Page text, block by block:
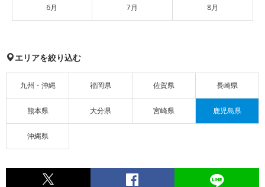
6月 7月 8月
エリアを絞り込む
九州・沖縄 福岡県 佐賀県 長崎県
熊本県 大分県 宮崎県 鹿児島県
沖縄県